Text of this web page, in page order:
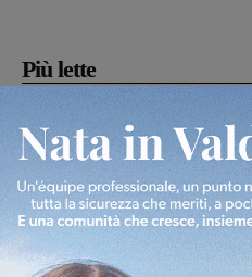
Più lette
Figline Incisa Valdarno 1
Piscina di Figline
Pnrr, il gruppo di
ringraziamento al
Cronaca 4 Agosto 2026